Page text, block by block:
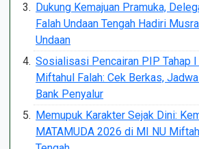
Dukung Kemajuan Pramuka,
Falah Undaan Tengah Hadiri
Undaan
Sosialisasi Pencairan PIP Tahap
Miftahul Falah: Cek Berkas,
Bank Penyalur
Memupuk Karakter Sejak Dini:
MATAMUDA 2026 di MI NU